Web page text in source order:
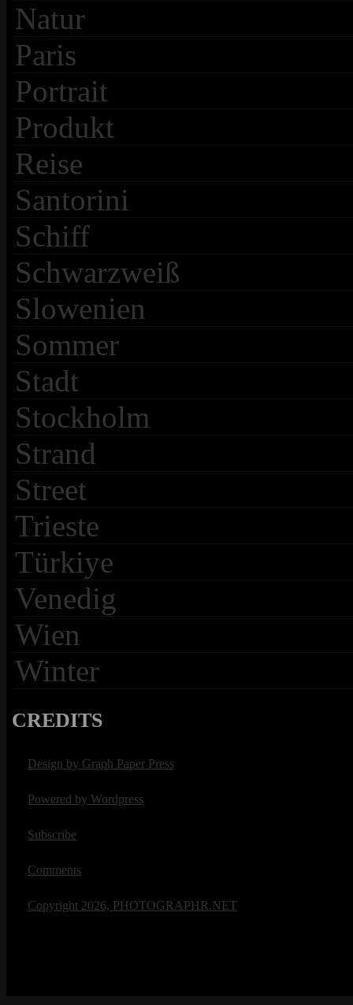
Natur
Paris
Portrait
Produkt
Reise
Santorini
Schiff
Schwarzweiß
Slowenien
Sommer
Stadt
Stockholm
Strand
Street
Trieste
Türkiye
Venedig
Wien
Winter
CREDITS
Design by Graph Paper Press
Powered by Wordpress
Subscribe
Comments
Copyright 2026, PHOTOGRAPHR.NET